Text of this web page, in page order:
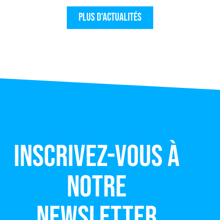
Plus d'actualités
Inscrivez-vous à
notre